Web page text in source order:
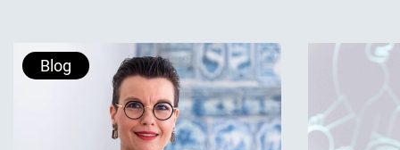
Blog